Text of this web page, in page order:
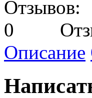
Описание